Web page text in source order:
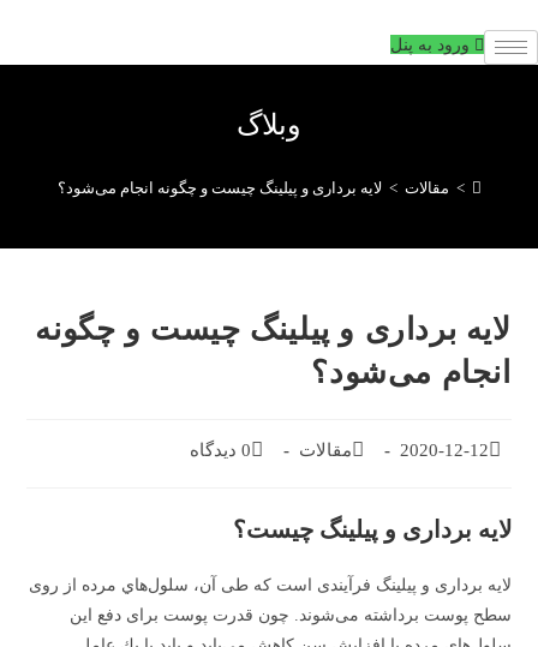
به
ورود به پنل
وبلاگ
> مقالات > لایه برداری و پیلینگ چیست و چگونه انجام می‌شود؟
لایه برداری و پیلینگ چیست و چگونه
انجام می‌شود؟
تاریخ2020-12-12
دسته‌بندی
مقالات
دیدگاه‌های
0 دیدگاه
لایه برداری و پیلینگ چیست؟
لایه برداری و پیلینگ فرآيندی است كه طی آن، سلول‌هاي مرده از روی
سطح پوست برداشته می‌شوند. چون قدرت پوست برای دفع اين